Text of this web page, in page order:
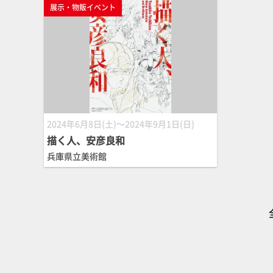
展示・物販イベント
2024年6月8日(土)～2024年9月1日(日)
描く人、安彦良和
兵庫県立美術館